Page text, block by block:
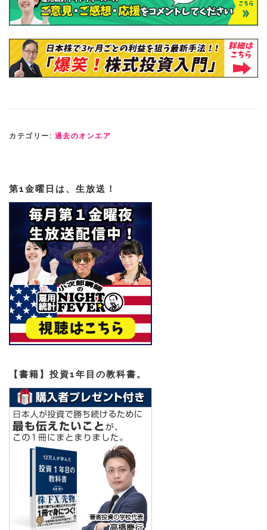
カテゴリー: 過去のオンエア
第1金曜日は、生放送！
【書籍】投資1年目の教科書。